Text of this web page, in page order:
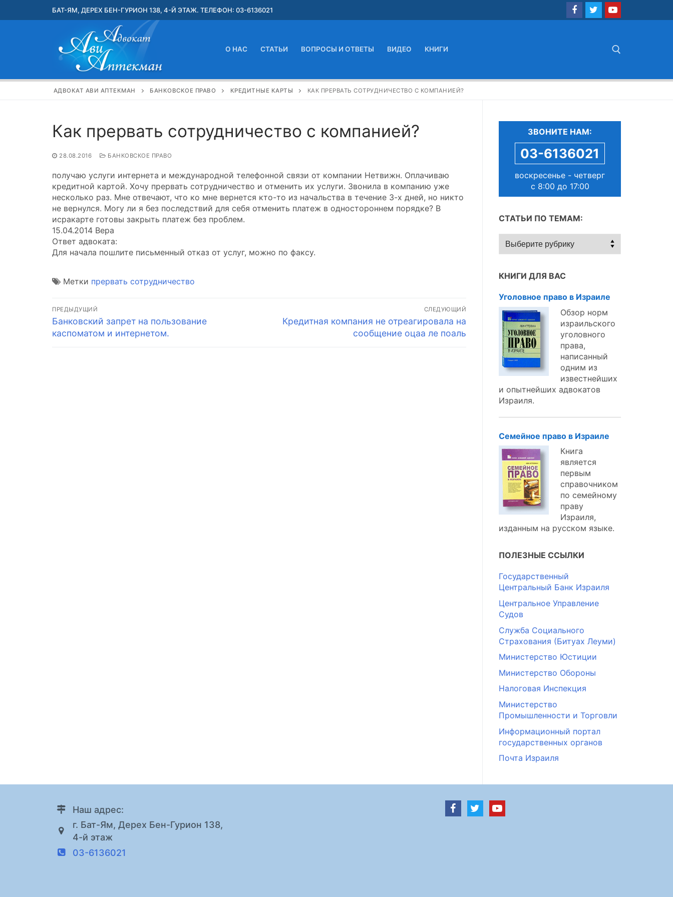
БАТ-ЯМ, ДЕРЕХ БЕН-ГУРИОН 138, 4-Й ЭТАЖ. ТЕЛЕФОН: 03-6136021
О НАС СТАТЬИ ВОПРОСЫ И ОТВЕТЫ ВИДЕО КНИГИ
АДВОКАТ АВИ АПТЕКМАН БАНКОВСКОЕ ПРАВО КРЕДИТНЫЕ КАРТЫ КАК ПРЕРВАТЬ СОТРУДНИЧЕСТВО С КОМПАНИЕЙ?
Как прервать сотрудничество с компанией?
28.08.2016 БАНКОВСКОЕ ПРАВО
получаю услуги интернета и международной телефонной связи от компании Нетвижн. Оплачиваю
кредитной картой. Хочу прервать сотрудничество и отменить их услуги. Звонила в компанию уже
несколько раз. Мне отвечают, что ко мне вернется кто-то из начальства в течение 3-х дней, но никто
не вернулся. Могу ли я без последствий для себя отменить платеж в одностороннем порядке? В
исракарте готовы закрыть платеж без проблем.
15.04.2014 Вера
Ответ адвоката:
Для начала пошлите письменный отказ от услуг, можно по факсу.
Метки прервать сотрудничество
Навигация
по
ПРЕДЫДУЩИЙ
Предыдущая
запись:
Банковский запрет на пользование
каспоматом и интернетом.
СЛЕДУЮЩИЙ
Следующая
Кредитная компания не отреагировала на
сообщение оцаа ле поаль
ЗВОНИТЕ НАМ:
03-6136021
воскресенье - четверг
с 8:00 до 17:00
СТАТЬИ ПО ТЕМАМ:
Статьи
по
КНИГИ ДЛЯ ВАС
Уголовное право в Израиле
Обзор норм
израильского
уголовного
права,
написанный
одним из
известнейших
и опытнейших адвокатов
Израиля.
Семейное право в Израиле
Книга
является
первым
справочником
по семейному
праву
Израиля,
изданным на русском языке.
ПОЛЕЗНЫЕ ССЫЛКИ
Государственный
Центральный Банк Израиля
Центральное Управление
Судов
Служба Социального
Страхования (Битуах Леуми)
Министерство Юстиции
Министерство Обороны
Налоговая Инспекция
Министерство
Промышленности и Торговли
Информационный портал
государственных органов
Почта Израиля
Наш адрес:
г. Бат-Ям, Дерех Бен-Гурион 138,
4-й этаж
03-6136021